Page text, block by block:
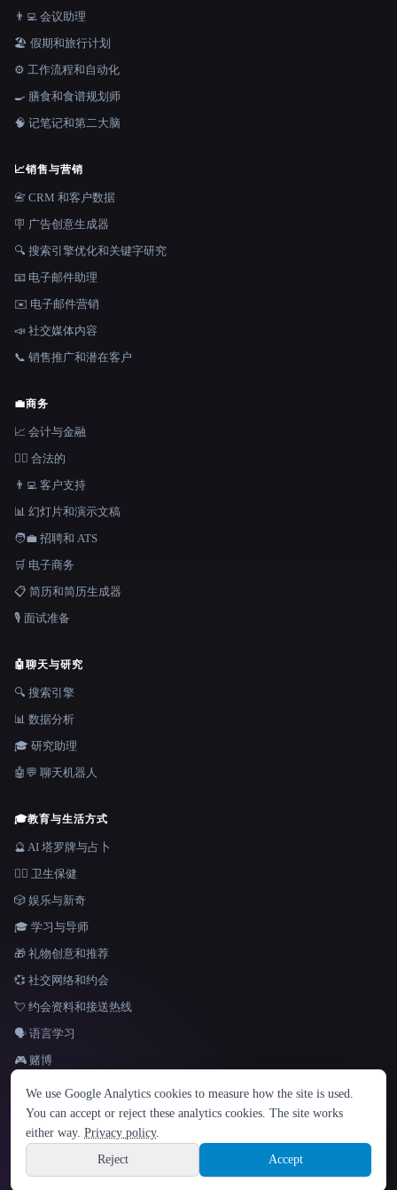
语言
English español Français Русский 简体中文
Hindi
Sign up
👨‍💻 会议助理
🏖 假期和旅行计划
⚙️ 工作流程和自动化
🍳 膳食和食谱规划师
🧠 记笔记和第二大脑
📈销售与营销
📇 CRM 和客户数据
🪧 广告创意生成器
🔍 搜索引擎优化和关键字研究
📧 电子邮件助理
✉️ 电子邮件营销
📣 社交媒体内容
📞 销售推广和潜在客户
💼商务
📈 会计与金融
👩‍⚖️ 合法的
👨‍💻 客户支持
📊 幻灯片和演示文稿
🧑‍💼 招聘和 ATS
🛒 电子商务
📋 简历和简历生成器
🎙️ 面试准备
🤖聊天与研究
🔍 搜索引擎
📊 数据分析
🎓 研究助理
🤖💬 聊天机器人
🎓教育与生活方式
🔮 AI 塔罗牌与占卜
👩‍⚕️ 卫生保健
🎲 娱乐与新奇
🎓 学习与导师
🎁 礼物创意和推荐
💞 社交网络和约会
💘 约会资料和接送热线
🗣️ 语言学习
🎮 赌博
Site information
© 2026 That AI Collection. 保留所有权利。
Built with Metatron ★
build de3d624c
We use Google Analytics cookies to measure how the site is used.
You can accept or reject these analytics cookies. The site works
either way. Privacy policy.
Reject
Accept